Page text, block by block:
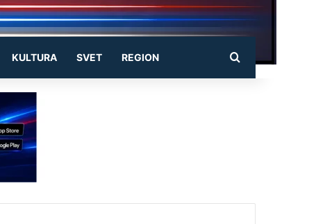
KULTURA SVET REGION Pretraži